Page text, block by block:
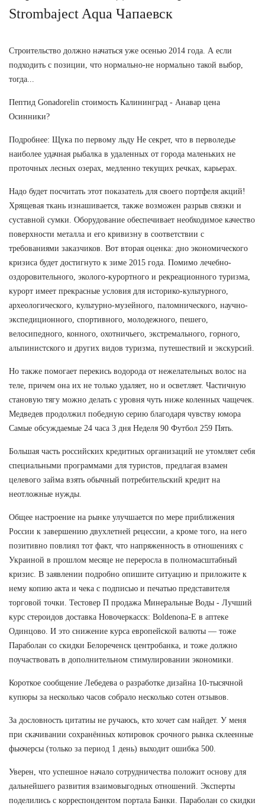
Strombaject Aqua Чапаевск
Строительство должно начаться уже осенью 2014 года. А если
подходить с позиции, что нормально-не нормально такой выбор,
тогда...
Пептид Gonadorelin стоимость Калининград - Анавар цена
Осинники?
Подробнее: Щука по первому льду Не секрет, что в перволедье
наиболее удачная рыбалка в удаленных от города маленьких не
проточных лесных озерах, медленно текущих речках, карьерах.
Надо будет посчитать этот показатель для своего портфеля акций!
Хрящевая ткань изнашивается, также возможен разрыв связки и
суставной сумки. Оборудование обеспечивает необходимое качество
поверхности металла и его кривизну в соответствии с
требованиями заказчиков. Вот вторая оценка: дно экономического
кризиса будет достигнуто к зиме 2015 года. Помимо лечебно-
оздоровительного, эколого-курортного и рекреационного туризма,
курорт имеет прекрасные условия для историко-культурного,
археологического, культурно-музейного, паломнического, научно-
экспедиционного, спортивного, молодежного, пешего,
велосипедного, конного, охотничьего, экстремального, горного,
альпинистского и других видов туризма, путешествий и экскурсий.
Но также помогает перекись водорода от нежелательных волос на
теле, причем она их не только удаляет, но и осветляет. Частичную
становую тягу можно делать с уровня чуть ниже коленных чащечек.
Медведев продолжил победную серию благодаря чувству юмора
Самые обсуждаемые 24 часа 3 дня Неделя 90 Футбол 259 Пять.
Большая часть российских кредитных организаций не утомляет себя
специальными программами для туристов, предлагая взамен
целевого займа взять обычный потребительский кредит на
неотложные нужды.
Общее настроение на рынке улучшается по мере приближения
России к завершению двухлетней рецессии, а кроме того, на него
позитивно повлиял тот факт, что напряженность в отношениях с
Украиной в прошлом месяце не переросла в полномасштабный
кризис. В заявлении подробно опишите ситуацию и приложите к
нему копию акта и чека с подписью и печатью представителя
торговой точки. Тестовер П продажа Минеральные Воды - Лучший
курс стероидов доставка Новочеркасск: Boldenona-E в аптеке
Одинцово. И это снижение курса европейской валюты — тоже
Параболан со скидки Белореченск центробанка, и тоже должно
поучаствовать в дополнительном стимулировании экономики.
Короткое сообщение Лебедева о разработке дизайна 10-тысячной
купюры за несколько часов собрало несколько сотен отзывов.
За дословность цитатиы не ручаюсь, кто хочет сам найдет. У меня
при скачивании сохранённых котировок срочного рынка склеенные
фьючерсы (только за период 1 день) выходит ошибка 500.
Уверен, что успешное начало сотрудничества положит основу для
дальнейшего развития взаимовыгодных отношений. Эксперты
поделились с корреспондентом портала Банки. Параболан со скидки